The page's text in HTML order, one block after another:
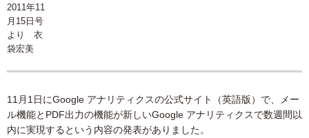
2011年11
月15日号
より 衣
袋宏美
11月1日にGoogle アナリティクスの公式サイト（英語版）で、メー
ル機能とPDF出力の機能が新しいGoogle アナリティクスで数週間以
内に実現するという内容の発表がありました。